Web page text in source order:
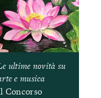
ultime novità su
e musica
Concorso